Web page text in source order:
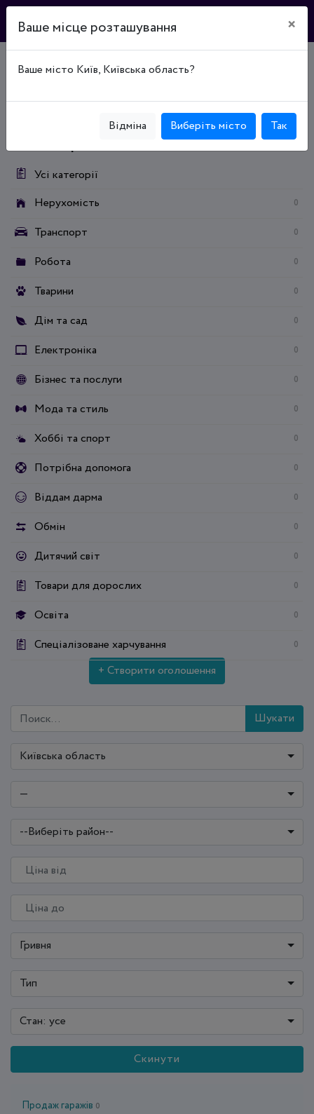
Дошка оголошень
Продаж місць на паркінгу/ парковці
Усі категорії
Нерухомість
0
Транспорт 0
Робота 0
Тварини 0
Дім та сад 0
Електроніка 0
Бізнес та послуги 0
Мода та стиль 0
Хоббі та спорт 0
Потрібна допомога 0
Віддам дарма 0
Обмін 0
Дитячий світ 0
Товари для дорослих 0
Освіта 0
Спеціалізоване харчування 0
+ Створити оголошення
Шукати
Київська область
—
--Виберіть район--
Гривня
Тип
Стан: усе
Скинути
Продаж гаражів 0
Ваше місце розташування ×
Ваше місто Київ, Київська область?
Відміна Виберіть місто Так